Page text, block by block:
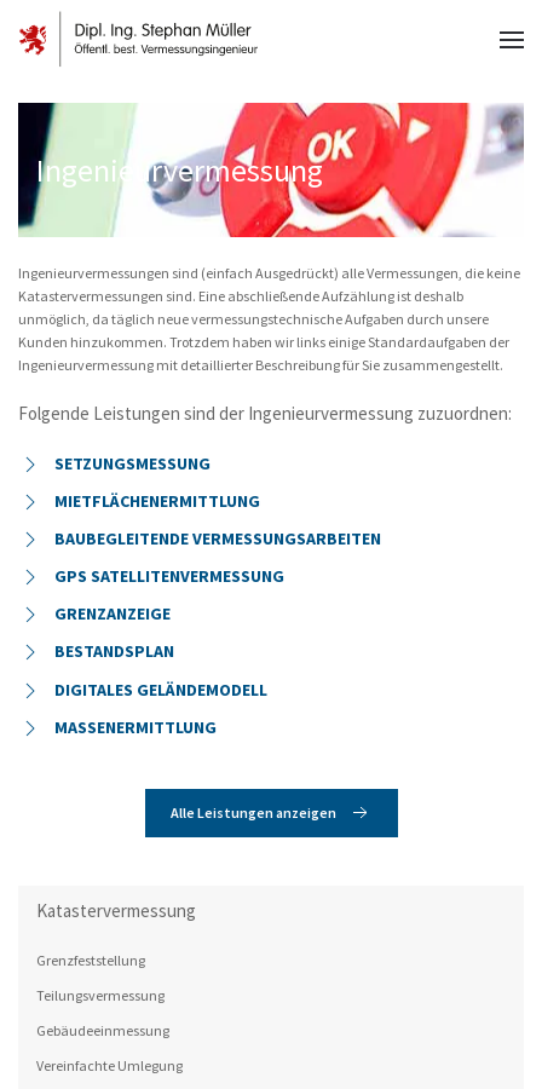
Ingenieurvermessung
Ingenieurvermessungen sind (einfach Ausgedrückt) alle Vermessungen, die keine
Katastervermessungen sind. Eine abschließende Aufzählung ist deshalb
unmöglich, da täglich neue vermessungstechnische Aufgaben durch unsere
Kunden hinzukommen. Trotzdem haben wir links einige Standardaufgaben der
Ingenieurvermessung mit detaillierter Beschreibung für Sie zusammengestellt.
Folgende Leistungen sind der Ingenieurvermessung zuzuordnen:
SETZUNGSMESSUNG
MIETFLÄCHENERMITTLUNG
BAUBEGLEITENDE VERMESSUNGSARBEITEN
GPS SATELLITENVERMESSUNG
GRENZANZEIGE
BESTANDSPLAN
DIGITALES GELÄNDEMODELL
MASSENERMITTLUNG
Alle Leistungen anzeigen
Katastervermessung
Grenzfeststellung
Teilungsvermessung
Gebäudeeinmessung
Vereinfachte Umlegung